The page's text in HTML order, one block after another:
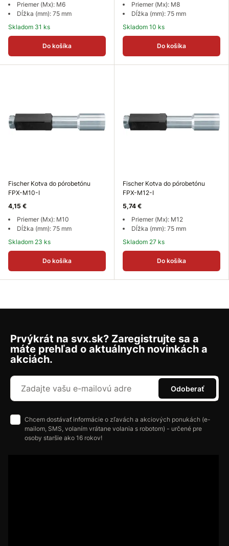
Priemer (Mx): M6
Dĺžka (mm): 75 mm
Skladom 31 ks
Do košíka
Priemer (Mx): M8
Dĺžka (mm): 75 mm
Skladom 10 ks
Do košíka
Fischer Kotva do pórobetónu
FPX-M10-I
4,15 €
Priemer (Mx): M10
Dĺžka (mm): 75 mm
Skladom 23 ks
Do košíka
Fischer Kotva do pórobetónu
FPX-M12-I
5,74 €
Priemer (Mx): M12
Dĺžka (mm): 75 mm
Skladom 27 ks
Do košíka
Prvýkrát na svx.sk? Zaregistrujte sa a
máte prehľad o aktuálnych novinkách a
akciách.
Odoberať
Chcem dostávať informácie o zľavách a akciových ponukách (e-
mailom, SMS, volaním vrátane volania s robotom) - určené pre
osoby staršie ako 16 rokov!